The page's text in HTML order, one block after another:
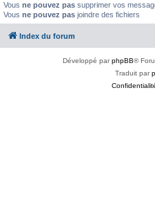
Vous ne pouvez pas supprimer vos
Vous ne pouvez pas joindre des fichiers
Index du forum
Développé parphpBB®
Traduit par